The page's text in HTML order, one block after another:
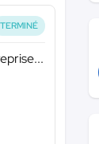
TERMINÉ